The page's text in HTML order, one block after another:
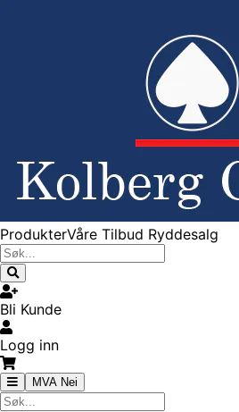
ProdukterVåre Tilbud Ryddesalg
Bli Kunde
Logg inn
MVA Nei